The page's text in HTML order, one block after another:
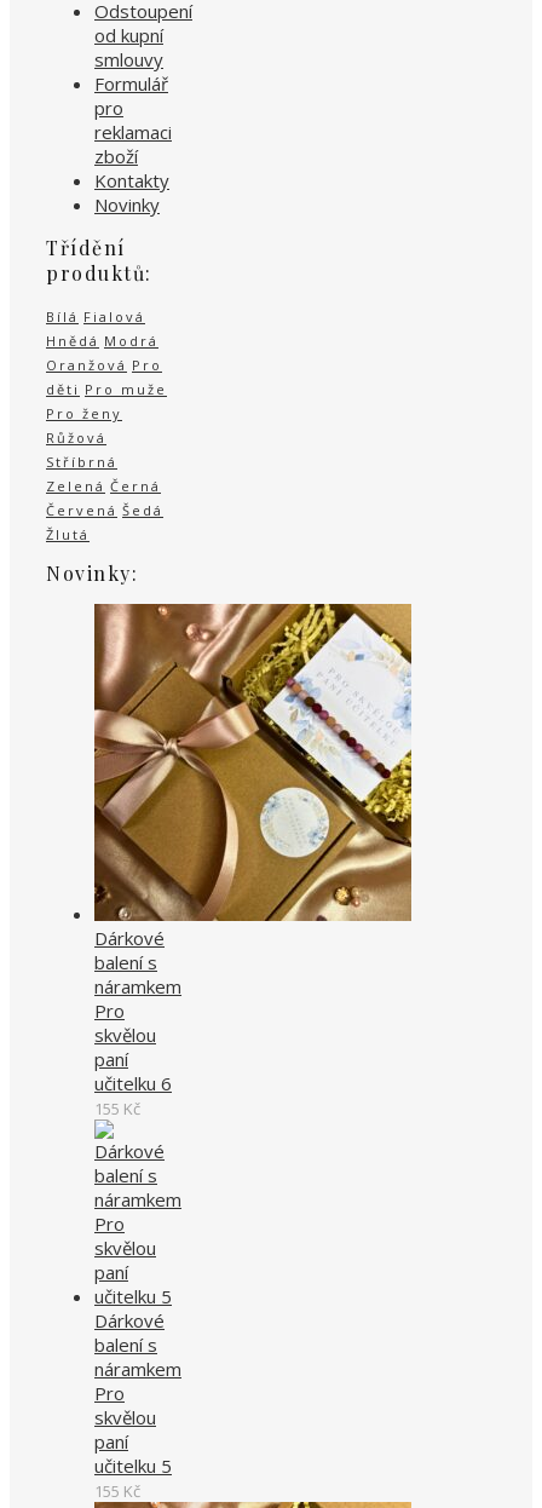
Odstoupení
od kupní
smlouvy
Formulář
pro
reklamaci
zboží
Kontakty
Novinky
Třídění
produktů:
Bílá Fialová
Hnědá Modrá
Oranžová Pro
děti Pro muže
Pro ženy
Růžová
Stříbrná
Zelená Černá
Červená Šedá
Žlutá
Novinky:
Dárkové
balení s
náramkem
Pro
skvělou
paní
učitelku 6
155 Kč
Dárkové
balení s
náramkem
Pro
skvělou
paní
učitelku 5
155 Kč